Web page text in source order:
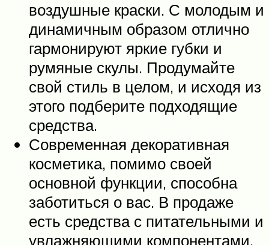
воздушные краски. С молодым и
динамичным образом отлично
гармонируют яркие губки и
румяные скулы. Продумайте
свой стиль в целом, и исходя из
этого подберите подходящие
средства.
Современная декоративная
косметика, помимо своей
основной функции, способна
заботиться о вас. В продаже
есть средства с питательными и
увлажняющими компонентами,